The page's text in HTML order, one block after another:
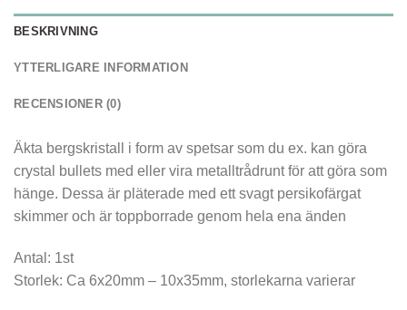
BESKRIVNING
YTTERLIGARE INFORMATION
RECENSIONER (0)
Äkta bergskristall i form av spetsar som du ex. kan göra
crystal bullets med eller vira metalltrådrunt för att göra som
hänge. Dessa är pläterade med ett svagt persikofärgat
skimmer och är toppborrade genom hela ena änden
Antal: 1st
Storlek: Ca 6x20mm – 10x35mm, storlekarna varierar